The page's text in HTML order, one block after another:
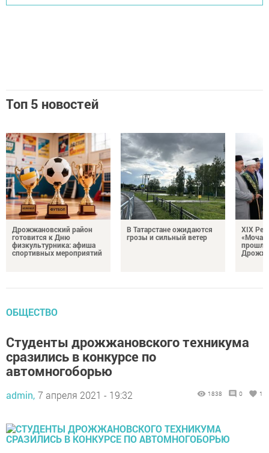
Топ 5 новостей
Дрожжановский район
готовится к Дню
физкультурника: афиша
спортивных мероприятий
В Татарстане ожидаются
грозы и сильный ветер
XIX
ОБЩЕСТВО
Студенты дрожжановского техникума
сразились в конкурсе по
автомногоборью
admin, 7 апреля 2021 - 19:32 1838 0 1